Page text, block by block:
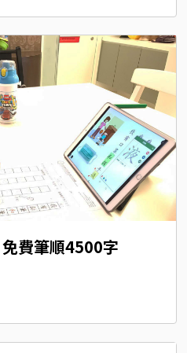
免費筆順4500字